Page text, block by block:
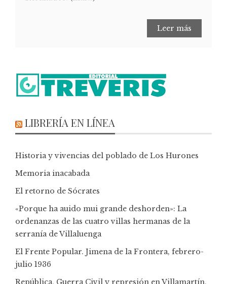
Leer más
LIBRERÍA EN LÍNEA
Historia y vivencias del poblado de Los Hurones
Memoria inacabada
El retorno de Sócrates
«Porque ha auido mui grande deshorden»: La
ordenanzas de las cuatro villas hermanas de la
serranía de Villaluenga
El Frente Popular. Jimena de la Frontera, febrero-
julio 1936
República, Guerra Civil y represión en Villamartín,